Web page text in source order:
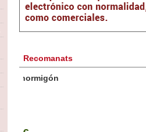
Recomanats
Botánica Agroalimentaria